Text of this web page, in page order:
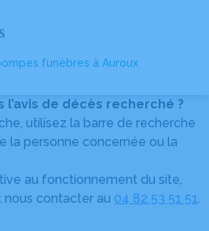
funèbres à Auroux
l’avis de décès recherché ?
utilisez la barre de recherche
la personne concernée ou la
au fonctionnement du site,
contacter au 04 82 53 51 51.